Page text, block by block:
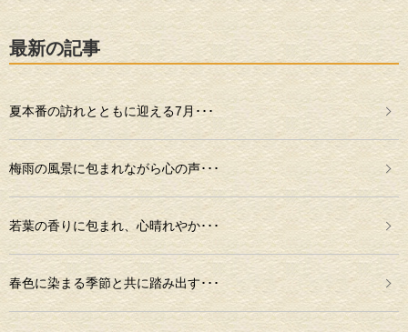
最新の記事
夏本番の訪れとともに迎える7月･･･
梅雨の風景に包まれながら心の声･･･
若葉の香りに包まれ、心晴れやか･･･
春色に染まる季節と共に踏み出す･･･